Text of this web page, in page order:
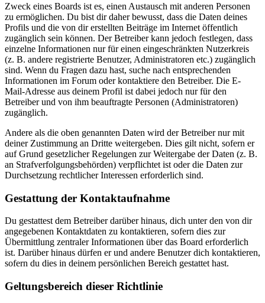
Zweck eines Boards ist es, einen Austausch mit anderen Personen
zu ermöglichen. Du bist dir daher bewusst, dass die Daten deines
Profils und die von dir erstellten Beiträge im Internet öffentlich
zugänglich sein können. Der Betreiber kann jedoch festlegen, dass
einzelne Informationen nur für einen eingeschränkten Nutzerkreis
(z. B. andere registrierte Benutzer, Administratoren etc.) zugänglich
sind. Wenn du Fragen dazu hast, suche nach entsprechenden
Informationen im Forum oder kontaktiere den Betreiber. Die E-
Mail-Adresse aus deinem Profil ist dabei jedoch nur für den
Betreiber und von ihm beauftragte Personen (Administratoren)
zugänglich.
Andere als die oben genannten Daten wird der Betreiber nur mit
deiner Zustimmung an Dritte weitergeben. Dies gilt nicht, sofern er
auf Grund gesetzlicher Regelungen zur Weitergabe der Daten (z. B.
an Strafverfolgungsbehörden) verpflichtet ist oder die Daten zur
Durchsetzung rechtlicher Interessen erforderlich sind.
Gestattung der Kontaktaufnahme
Du gestattest dem Betreiber darüber hinaus, dich unter den von dir
angegebenen Kontaktdaten zu kontaktieren, sofern dies zur
Übermittlung zentraler Informationen über das Board erforderlich
ist. Darüber hinaus dürfen er und andere Benutzer dich kontaktieren,
sofern du dies in deinem persönlichen Bereich gestattet hast.
Geltungsbereich dieser Richtlinie